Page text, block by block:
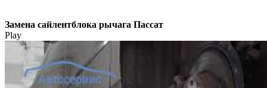
Замена сайлентблока рычага Пассат
Play